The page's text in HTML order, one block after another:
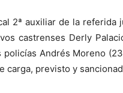
2ª auxiliar de la referida
castrenses Derly
Andrés Moreno
carga, previsto y